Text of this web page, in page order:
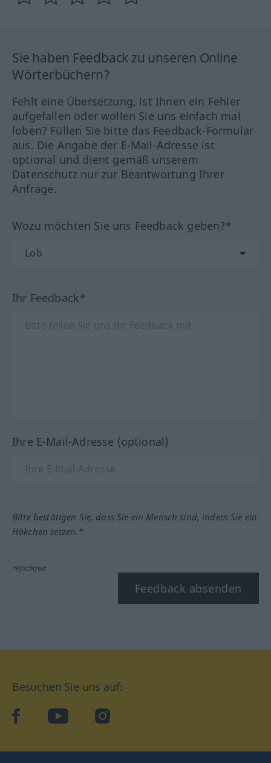
Sie haben Feedback zu unseren Online
Wörterbüchern?
Fehlt eine Übersetzung, ist Ihnen ein Fehler
aufgefallen oder wollen Sie uns einfach mal
loben? Füllen Sie bitte das Feedback-Formular
aus. Die Angabe der E-Mail-Adresse ist
optional und dient gemäß unserem
Datenschutz nur zur Beantwortung Ihrer
Anfrage.
Wozu möchten Sie uns Feedback geben?*
Ihr Feedback*
Ihre E-Mail-Adresse (optional)
Bitte bestätigen Sie, dass Sie ein Mensch sind, indem Sie ein
Häkchen setzen.*
*Pflichtfeld
Feedback absenden
Besuchen Sie uns auf:
facebookYouTube Instagram